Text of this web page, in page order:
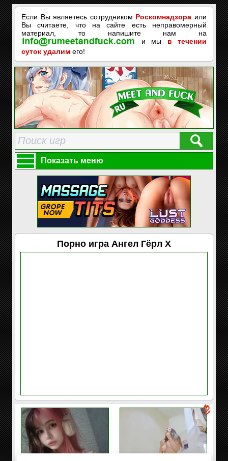
Если Вы являетесь сотрудником Роскомнадзора или
Вы считаете, что на сайте есть неправомерный
материал, то напишите нам на
и мы в течении
суток удалим его!
Показать меню
Порно игра Ангел Гёрл Х